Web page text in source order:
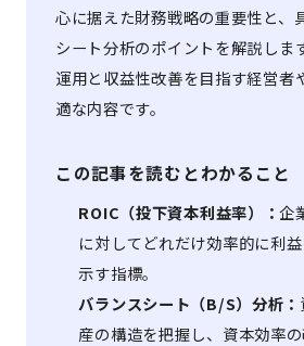
心に据えた財務戦略の重要性と、
シート分析のポイントを解説しま
運用と収益性改善を目指す経営者
適な内容です。
この記事を読むとわかること
ROIC（投下資本利益率）：企
に対してどれだけ効率的に利
示す指標。
バランスシート（B/S）分析：
産の構造を把握し、資本効率